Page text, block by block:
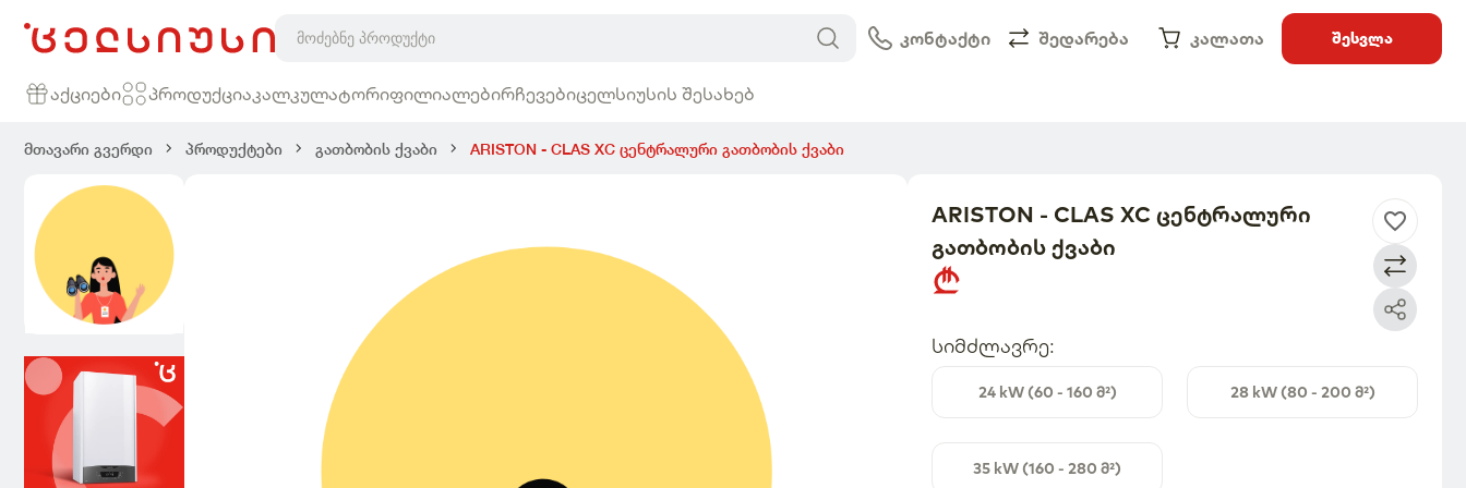
კონტაქტი შედარება კალათა შესვლა
აქციები პროდუქციაკალკულატორიფილიალებირჩევებიცელსიუსის შესახებ
მთავარი გვერდი პროდუქტები გათბობის ქვაბი ARISTON - CLAS XC ცენტრალური გათბობის ქვაბი
ARISTON - CLAS XC ცენტრალური
გათბობის ქვაბი
სიმძლავრე:
24 kW (60 - 160 მ²) 28 kW (80 - 200 მ²)
35 kW (160 - 280 მ²)